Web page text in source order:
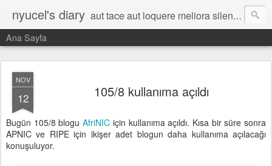
nyucel's diary aut tace aut loquere meliora silentio
Ana Sayfa
NOV
12 105/8 kullanıma açıldı
Bugün 105/8 bloguAfriNIC için kullanıma açıldı. Kısa bir süre sonra
APNIC ve RIPE için ikişer adet blogun daha kullanıma açılacağı
konuşuluyor.